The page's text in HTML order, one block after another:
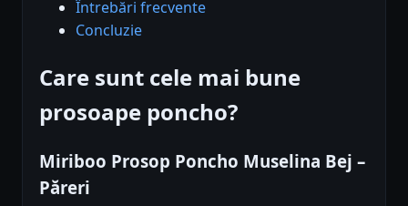
Întrebări frecvente
Concluzie
Care sunt cele mai bune
prosoape poncho?
Miriboo Prosop Poncho Muselina Bej –
Păreri